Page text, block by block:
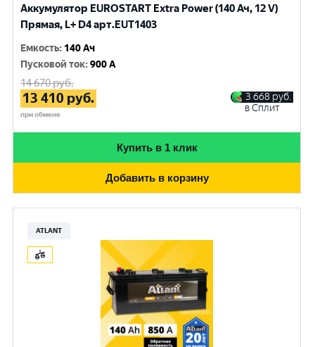
Аккумулятор EUROSTART Extra Power (140 Ач, 12 V)
Прямая, L+ D4 арт.EUT1403
Емкость: 140 Ач
Пусковой ток:900 A
14 670руб.
13 410 руб.
при обмене
3 668 руб.
в Сплит
Купить в 1 клик
Добавить в корзину
ATLANT